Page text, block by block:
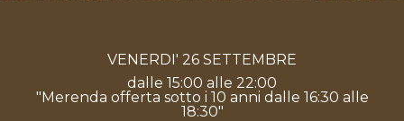
VENERDI' 26 SETTEMBRE
dalle 15:00 alle 22:00
"Merenda offerta sotto i 10 anni dalle 16:30 alle
18:30"